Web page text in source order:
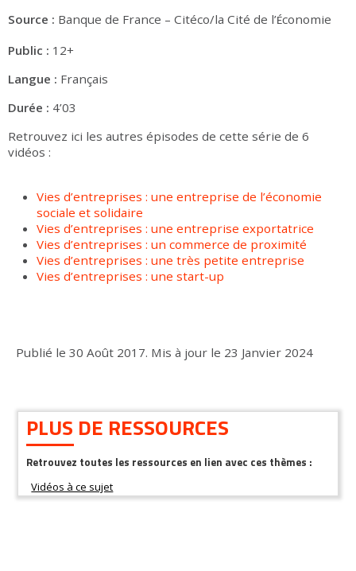
Source : Banque de France – Citéco/la Cité de l’Économie
Public : 12+
Langue : Français
Durée : 4’03
Retrouvez ici les autres épisodes de cette série de 6
vidéos :
Vies d’entreprises : une entreprise de l’économie
sociale et solidaire
Vies d’entreprises : une entreprise exportatrice
Vies d’entreprises : un commerce de proximité
Vies d’entreprises : une très petite entreprise
Vies d’entreprises : une start-up
Publié le 30 Août 2017. Mis à jour le 23 Janvier 2024
PLUS DE RESSOURCES
Retrouvez toutes les ressources en lien avec ces thèmes :